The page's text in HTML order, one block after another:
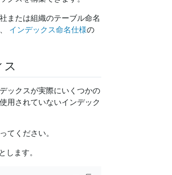
または組織のテーブル命名
インデックス命名仕様の
ス
ックスが実際にいくつかの
用されていないインデック
てください。
します。